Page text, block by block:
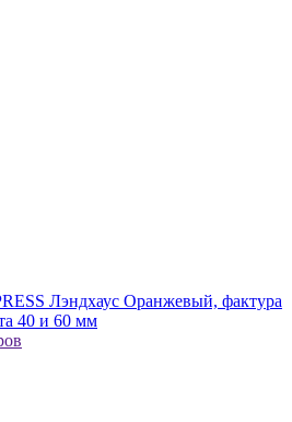
Лэндхаус Оранжевый, фактура
40 и 60 мм